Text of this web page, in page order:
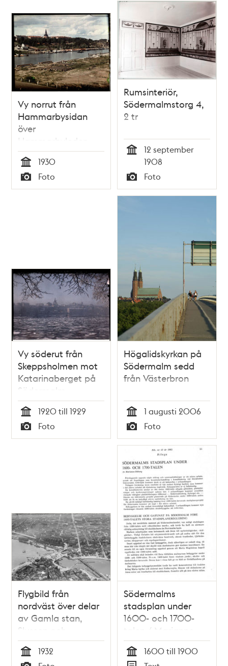
Vy norrut från
Hammarbysidan
över
Hammarbyleden
mot Södermalm. I
fonden Sofia Kyrka
Tid
1930
Typ
Foto
Rumsinteriör,
Södermalmstorg 4,
2 tr
12 september
1908
Typ
Foto
Vy söderut från
Skeppsholmen mot
Katarinaberget på
Södermalm
Tid
1920 till 1929
Typ
Foto
Högalidskyrkan på
Södermalm sedd
från Västerbron
Tid
1 augusti 2006
Typ
Foto
Flygbild från
nordväst över delar
av Gamla stan,
Slussen och
Södermalm
Tid
1932
Södermalms
stadsplan under
1600- och 1700-
talen / Marianne
Råberg
Tid
1600 till 1900